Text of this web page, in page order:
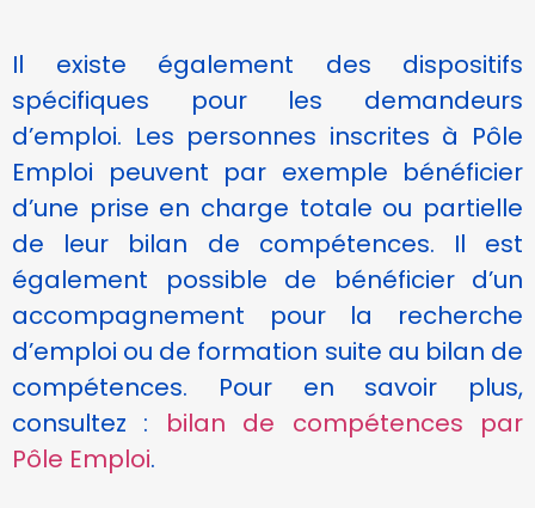
Il existe également des dispositifs
spécifiques pour les demandeurs
d’emploi. Les personnes inscrites à Pôle
Emploi peuvent par exemple bénéficier
d’une prise en charge totale ou partielle
de leur bilan de compétences. Il est
également possible de bénéficier d’un
accompagnement pour la recherche
d’emploi ou de formation suite au bilan de
compétences. Pour en savoir plus,
consultez : bilan de compétences par
Pôle Emploi.